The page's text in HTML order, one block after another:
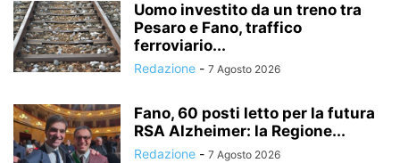
Uomo investito da un treno tra
Pesaro e Fano, traffico
ferroviario...
Redazione - 7 Agosto 2026
Fano, 60 posti letto per la futura
RSA Alzheimer: la Regione...
Redazione - 7 Agosto 2026